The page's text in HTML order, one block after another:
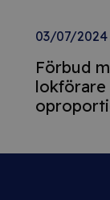
03/07/2024
Förbud
lokförare